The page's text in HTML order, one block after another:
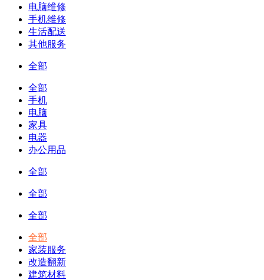
电脑维修
手机维修
生活配送
其他服务
全部
全部
手机
电脑
家具
电器
办公用品
全部
全部
全部
全部
家装服务
改造翻新
建筑材料